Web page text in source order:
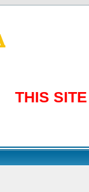
THIS